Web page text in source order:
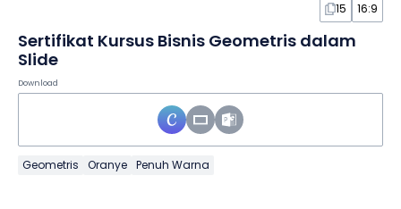
15 16:9
Sertifikat Kursus Bisnis Geometris dalam
Slide
Download
Geometris Oranye Penuh Warna